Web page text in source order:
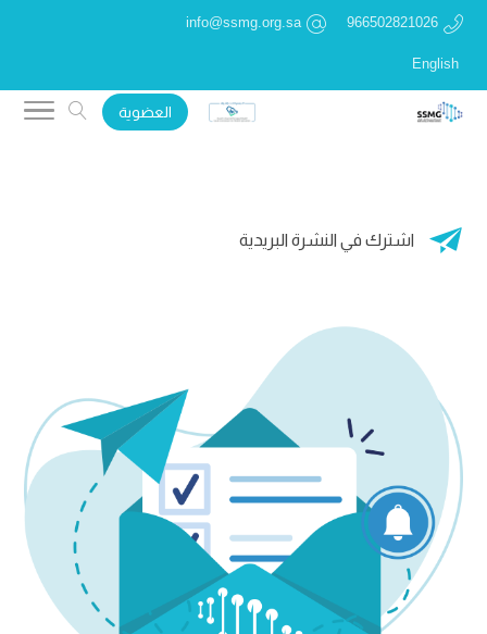
966502821026
info@ssmg.org.sa
English
العضوية
 اشترك في النشرة البريدية